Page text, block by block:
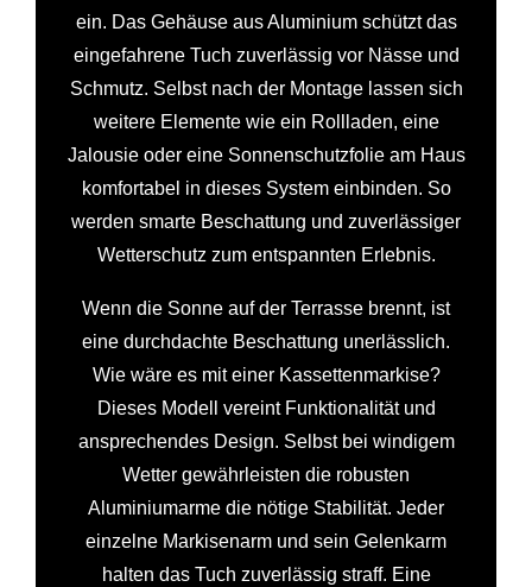
ein. Das Gehäuse aus Aluminium schützt das
eingefahrene Tuch zuverlässig vor Nässe und
Schmutz. Selbst nach der Montage lassen sich
weitere Elemente wie ein Rollladen, eine
Jalousie oder eine Sonnenschutzfolie am Haus
komfortabel in dieses System einbinden. So
werden smarte Beschattung und zuverlässiger
Wetterschutz zum entspannten Erlebnis.
Wenn die Sonne auf der Terrasse brennt, ist
eine durchdachte Beschattung unerlässlich.
Wie wäre es mit einer Kassettenmarkise?
Dieses Modell vereint Funktionalität und
ansprechendes Design. Selbst bei windigem
Wetter gewährleisten die robusten
Aluminiumarme die nötige Stabilität. Jeder
einzelne Markisenarm und sein Gelenkarm
halten das Tuch zuverlässig straff. Eine